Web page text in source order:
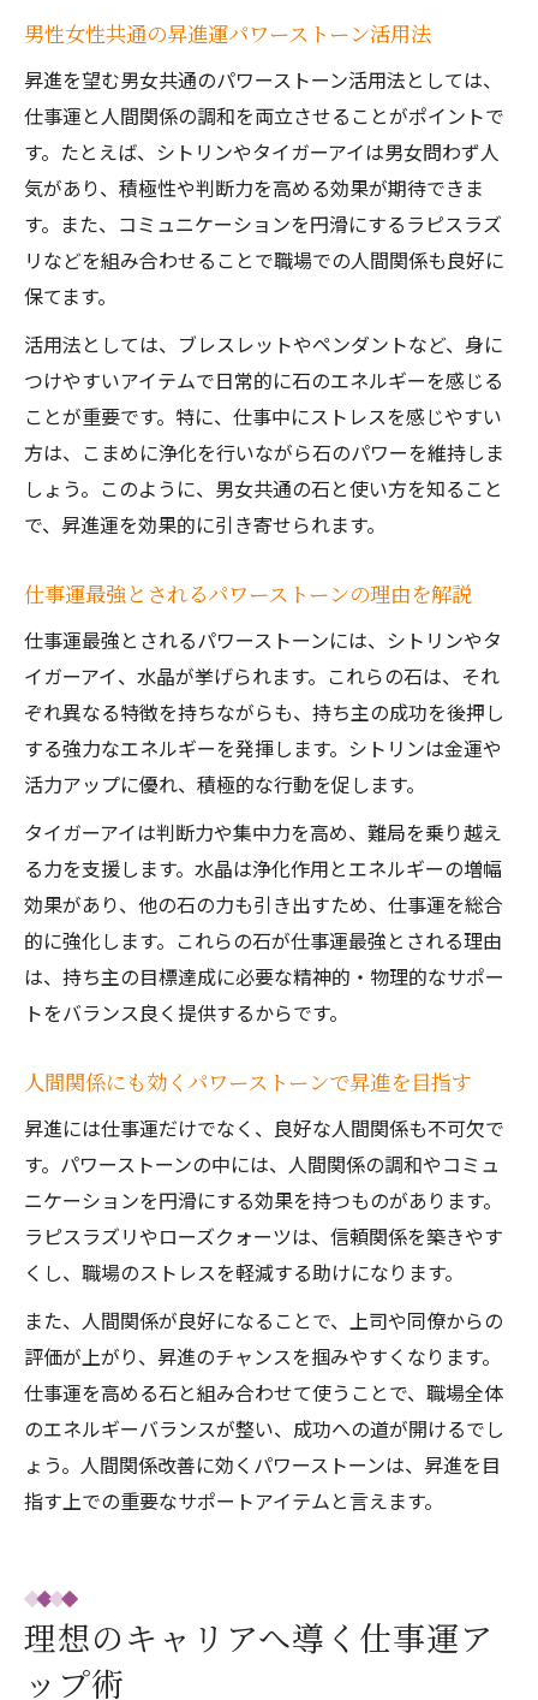
方解説
パワーストーンで仕事成功を目指す選択基
準
職場に変化をもたらすパワーストーン活用術
職場環境を整えるパワーストーンの効果的
な配置
ポイント
人間関係改善に役立つ石の具体的な使い方
パワーストーンで職場の雰囲気を明るくす
る方法
仕事運最強パワーストーン活用の実践例
ブレスレットで昇進運が変わる理由とは
方と効果
昇進に導くパワーストーンブレスレット活
用法
パワーストーンブレスレットで人間関係を
円滑に
仕事がうまくいかない時のブレスレット体
験談
パワーストーンブレスレットが持つ意味と
役割
男性女性共通の昇進運パワーストーン活用法
昇進を望む男女共通のパワーストーン活用法としては、
仕事運と人間関係の調和を両立させることがポイントで
す。たとえば、シトリンやタイガーアイは男女問わず人
気があり、積極性や判断力を高める効果が期待できま
す。また、コミュニケーションを円滑にするラピスラズ
リなどを組み合わせることで職場での人間関係も良好に
保てます。
活用法としては、ブレスレットやペンダントなど、身に
つけやすいアイテムで日常的に石のエネルギーを感じる
ことが重要です。特に、仕事中にストレスを感じやすい
方は、こまめに浄化を行いながら石のパワーを維持しま
しょう。このように、男女共通の石と使い方を知ること
で、昇進運を効果的に引き寄せられます。
仕事運最強とされるパワーストーンの理由を解説
仕事運最強とされるパワーストーンには、シトリンやタ
イガーアイ、水晶が挙げられます。これらの石は、それ
ぞれ異なる特徴を持ちながらも、持ち主の成功を後押し
する強力なエネルギーを発揮します。シトリンは金運や
活力アップに優れ、積極的な行動を促します。
タイガーアイは判断力や集中力を高め、難局を乗り越え
る力を支援します。水晶は浄化作用とエネルギーの増幅
効果があり、他の石の力も引き出すため、仕事運を総合
的に強化します。これらの石が仕事運最強とされる理由
は、持ち主の目標達成に必要な精神的・物理的なサポー
トをバランス良く提供するからです。
人間関係にも効くパワーストーンで昇進を目指す
昇進には仕事運だけでなく、良好な人間関係も不可欠で
す。パワーストーンの中には、人間関係の調和やコミュ
ニケーションを円滑にする効果を持つものがあります。
ラピスラズリやローズクォーツは、信頼関係を築きやす
くし、職場のストレスを軽減する助けになります。
また、人間関係が良好になることで、上司や同僚からの
評価が上がり、昇進のチャンスを掴みやすくなります。
仕事運を高める石と組み合わせて使うことで、職場全体
のエネルギーバランスが整い、成功への道が開けるでし
ょう。人間関係改善に効くパワーストーンは、昇進を目
指す上での重要なサポートアイテムと言えます。
理想のキャリアへ導く仕事運ア
ップ術